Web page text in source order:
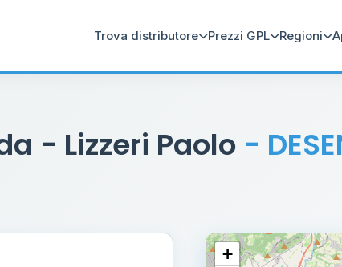
Trova distributore Prezzi GPL Regioni
- Lizzeri Paolo -
+